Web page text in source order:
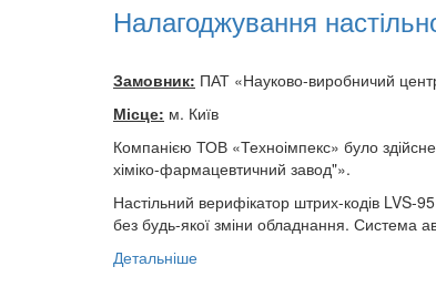
Налагоджування
Замовник: ПАТ «Науково-виробничий
Місце: м. Київ
Компанією ТОВ «Техноімпекс» було
хіміко-фармацевтичний завод"».
Настільний верифікатор штрих-кодів LVS-
без будь-якої зміни обладнання. Система
Детальніше